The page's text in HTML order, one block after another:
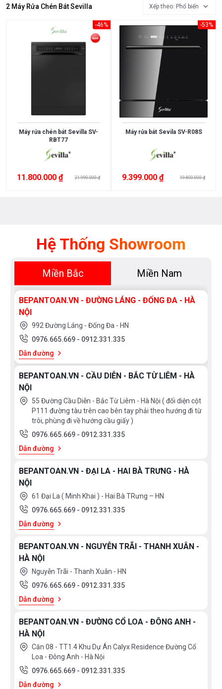
MỨC
10.000.000
England
Thụy
Sỹ
Scotland
Greece
Singapore
India
Indonesia
ROMANIA
Russia
Taiwan
Denmark
Turkey
Portugal
Liên
doanh
Anh
Thụy
Điển
Malaysia
France
Poland
Thailand
Korea
Japan
EU
Spain
Nam
Mỹ
Chính
Hãng
Xem
thêm
bộ
bộ
8
bộ
6
bộ
bộ
bộ
15
bộ
13
bộ
7
bộ
Xem
thêm
KÍCH
THƯỚC
600
mm
700
mm
800
mm
900
mm
1200
mm
Đặc
Biệt
mm
mm
400mm
450mm
565mm
665mm
Xem
2 Máy Rửa Chén Bát Sevilla Xếp theo: Phổ biến
-46%
Máy rửa chén bát Sevilla SV-
RBT77
11.800.000 ₫ 21.990.000 ₫
-53%
Máy rửa bát Sevila SV-R08S
9.399.000 ₫ 19.800.000 ₫
Hệ Thống Showroom
Miền Bắc Miền Nam
BEPANTOAN.VN - ĐƯỜNG LÁNG - ĐỐNG ĐA - HÀ
NỘI
992 Đường Láng - Đống Đa - HN
0976.665.669 - 0912.331.335
Dẫn đường
BEPANTOAN.VN - CẦU DIỄN - BẮC TỪ LIÊM - HÀ
NỘI
55 Đường Cầu Diễn - Bắc Từ Liêm - Hà Nội ( đối diện cột
P111 đường tàu trên cao bên tay phải theo hướng đi từ
trôi, phùng đi về hướng cầu giấy )
0976.665.669 - 0912.331.335
Dẫn đường
BEPANTOAN.VN - ĐẠI LA - HAI BÀ TRƯNG - HÀ
NỘI
61 Đại La ( Minh Khai ) - Hai Bà TRưng – HN
0976.665.669 - 0912.331.335
Dẫn đường
BEPANTOAN.VN - NGUYỄN TRÃI - THANH XUÂN -
HÀ NỘI
Nguyễn Trãi - Thanh Xuân - HN
0976.665.669 - 0912.331.335
Dẫn đường
BEPANTOAN.VN - ĐƯỜNG CỔ LOA - ĐÔNG ANH -
HÀ NỘI
Căn 08 - TT1.4 Khu Dự Án Calyx Residence Đường Cổ
Loa - Đông Anh - Hà Nội
0976.665.669 - 0912.331.335
Dẫn đường